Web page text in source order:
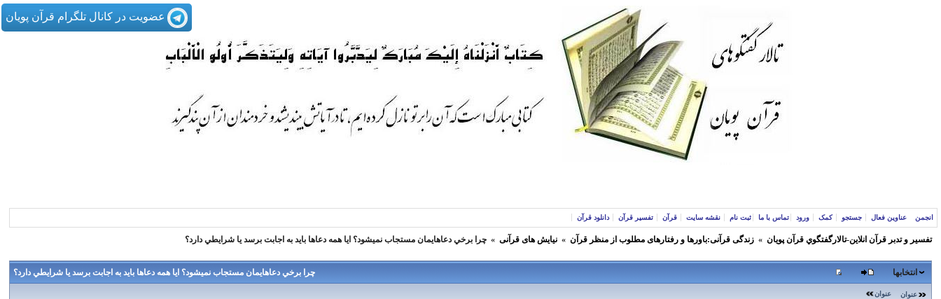
عضویت در کانال تلگرام قرآن پویان
انجمن عناوین فعال جستجو کمک ورود تماس با ما ثبت نام نقشه سایت قرآن تفسیر قرآن دانلود قرآن
تفسير و‌ تدبر قرآن انلاين-تالارگفتگوي قرآن پویان » زندگی قرآنی:باورها و رفتارهای مطلوب از منظر قرآن » نیایش های قرآنی » چرا برخي دعاهايمان مستجاب نميشود؟ ايا همه دعاها بايد به اجابت برسد يا شرايطي دارد؟
چرا برخي دعاهايمان مستجاب نميشود؟ ايا همه دعاها بايد به اجابت برسد يا شرايطي دارد؟ انتخابها
عنوان عنوان